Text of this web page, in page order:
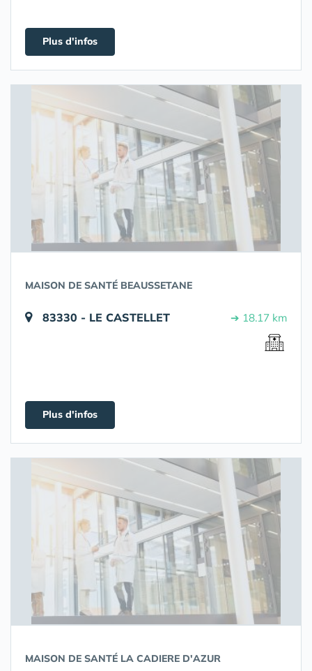
Plus d'infos
MAISON DE SANTÉ BEAUSSETANE
83330 - LE CASTELLET ➔ 18.17 km
Plus d'infos
MAISON DE SANTÉ LA CADIERE D'AZUR